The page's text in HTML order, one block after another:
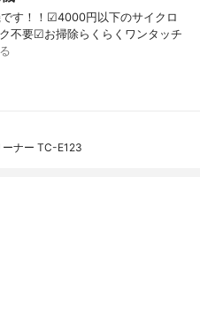
す！！☑︎4000円以下のサイクロ
不要☑︎お掃除らくらくワンタッチ
ナー TC-E123